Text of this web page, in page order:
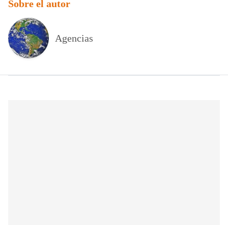
Sobre el autor
Agencias